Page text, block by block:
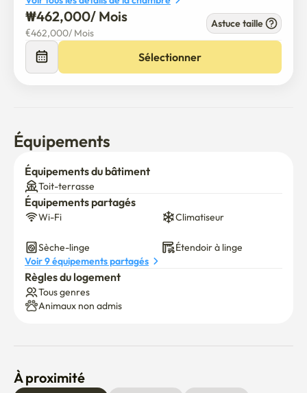
₩462,000/ Mois
€462,000/ Mois
Astuce taille
Sélectionner
Équipements
Équipements du bâtiment
Toit-terrasse
Équipements partagés
Wi-Fi Climatiseur
Sèche-linge
Étendoir à linge
Voir 9 équipements partagés
Règles du logement
Tous genres
Animaux non admis
À proximité